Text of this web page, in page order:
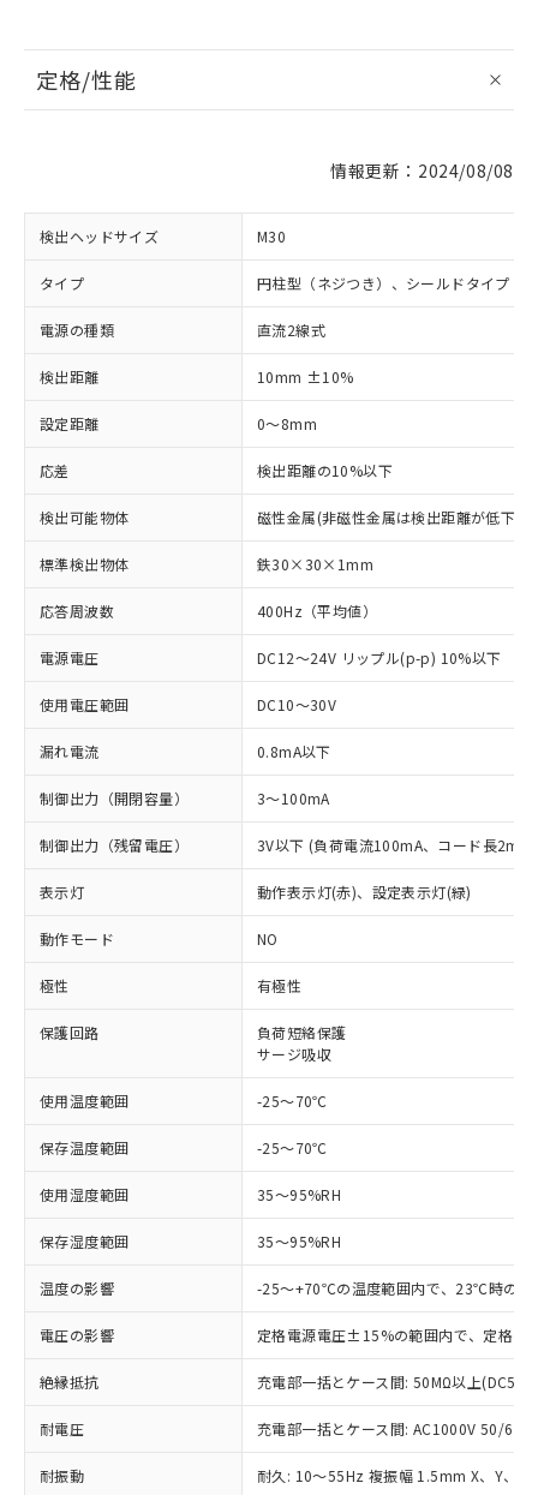
定格/性能
情報更新：2024/08/08
検出ヘッドサイズ M30
タイプ 円柱型（ネジつき）、シールドタイプ
電源の種類 直流2線式
検出距離 10mm ±10%
設定距離 0～8mm
応差 検出距離の10%以下
検出可能物体 磁性金属(非磁性金属は検出距離が低下し
標準検出物体 鉄30×30×1mm
応答周波数 400Hz（平均値）
電源電圧 DC12～24V リップル(p-p) 10%以下
使用電圧範囲 DC10～30V
漏れ電流 0.8mA以下
制御出力（開閉容量） 3～100mA
制御出力（残留電圧） 3V以下 (負荷電流100mA、コード長2m時
表示灯 動作表示灯(赤)、設定表示灯(緑)
動作モード NO
極性 有極性
保護回路
負荷短絡保護
サージ吸収
使用温度範囲 -25～70℃
保存温度範囲 -25～70℃
使用湿度範囲 35～95%RH
保存湿度範囲 35～95%RH
温度の影響 -25～+70℃の温度範囲内で、23℃時の
電圧の影響 定格電源電圧±15%の範囲内で、定格電
絶縁抵抗 充電部一括とケース間: 50MΩ以上
耐電圧 充電部一括とケース間: AC1000V 50/
耐振動 耐久: 10～55Hz 複振幅 1.5mm X、Y、Z
ご利用条件
以下の条件をお読みいただき、同意のうえ
本サービスは、当社制御機器事業取扱
商品の当社在庫状況および標準価格
(税抜)を提供させていただくもので
当社制御機器事業取扱商品の中には、
本サービスの対象外となる商品もある
ことをご了承ください。
在庫状況および標準価格照会結果は、
記載している更新日時点での社内デー
タに基づき作成されるものであり、閲
対応済み：EU RoHS指令（10物質）の
非含有に対応した製品が提供可能な商品で
対応予定：EU RoHS指令（10物質）の非含
有に対応した製品に切り替える予定のある
商品です。
対応予定なし：EU RoHS指令（10物質）の
非含有に非対応の商品で、対応品を出す予
調査・確認中：EU RoHS指令（10物質）の
非含有の対応状況を調査中または確認中の
商品です。
非該当品：ライセンス料など無形物で、有
仕入先様の事情により、非含有部品として
いたものが、含有品と判明した場合などや
むを得ず変更することがあります。
*EU RoHS指令（10物質）：
※1 中国RoHS○×表
「○」：最大均質材料含有率が中国RoHSの
基準値以下であることを示します。
「×」：最大均質材料含有率が中国RoHSの
「－」：未確認です。当社販売部門へお問
い合わせください。
当社は、これら貴社製品のうち、外国
為替および外国貿易法に定める商品
（以下｢規制貨物等」という）を輸出
または国外への提供する場合は、日本